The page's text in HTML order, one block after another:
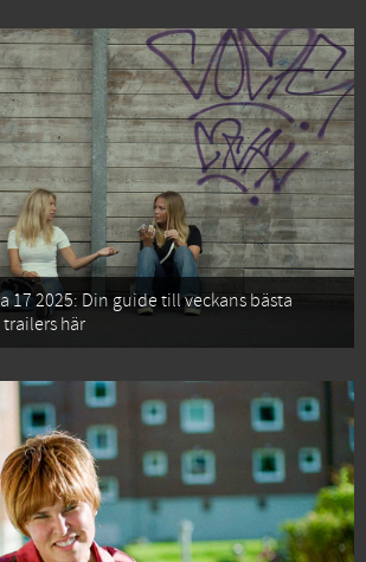
17 2025: Din guide till veckans bästa
trailers här